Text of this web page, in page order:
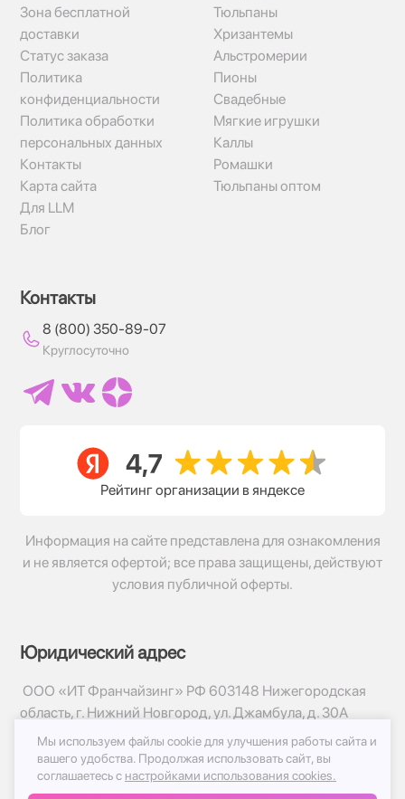
Зона бесплатной
доставки
Статус заказа
Политика
конфиденциальности
Политика обработки
персональных данных
Контакты
Карта сайта
Для LLM
Блог
Тюльпаны
Хризантемы
Альстромерии
Пионы
Свадебные
Мягкие игрушки
Каллы
Ромашки
Тюльпаны оптом
Контакты
8 (800) 350-89-07
Круглосуточно
Рейтинг организации в яндексе
Информация на сайте представлена для ознакомления
и не является офертой; все права защищены, действуют
условия публичной оферты.
Юридический адрес
ООО «ИТ Франчайзинг» РФ 603148 Нижегородская
область, г. Нижний Новгород, ул. Джамбула, д. 30А
© 2017-2026г, База Цветов 24.ру
Политика конфиденциальности
Публичная оферта
Мы используем файлы cookie для улучшения работы сайта и
вашего удобства. Продолжая использовать сайт, вы
соглашаетесь с настройками использования cookies.